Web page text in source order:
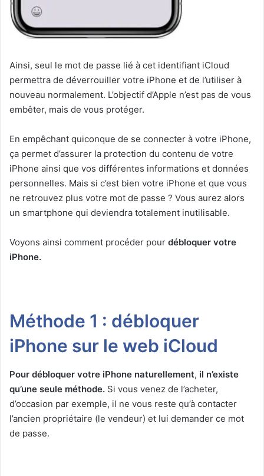
Ainsi, seul le mot de passe lié à cet identifiant iCloud
permettra de déverrouiller votre iPhone et de l’utiliser à
nouveau normalement. L’objectif d’Apple n’est pas de vous
embêter, mais de vous protéger.
En empêchant quiconque de se connecter à votre iPhone,
ça permet d’assurer la protection du contenu de votre
iPhone ainsi que vos différentes informations et données
personnelles. Mais si c’est bien votre iPhone et que vous
ne retrouvez plus votre mot de passe ? Vous aurez alors
un smartphone qui deviendra totalement inutilisable.
Voyons ainsi comment procéder pour débloquer votre
iPhone.
Méthode 1 : débloquer
iPhone sur le web iCloud
Pour débloquer votre iPhone naturellement, il n’existe
qu’une seule méthode. Si vous venez de l’acheter,
d’occasion par exemple, il ne vous reste qu’à contacter
l’ancien propriétaire (le vendeur) et lui demander ce mot
de passe.